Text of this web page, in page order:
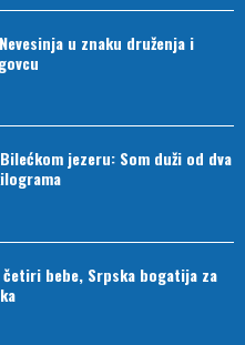
u znaku druženja i
jezeru: Som duži od dva
četiri bebe, Srpska bogatija za